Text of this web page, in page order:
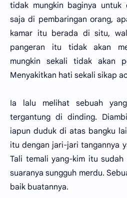
tidak mungkin baginya untuk
saja di pembaringan orang,
kamar itu berada di situ,
pangeran itu tidak akan
mungkin sekali tidak akan
Menyakitkan hati sekali sikap
Ia lalu melihat sebuah
tergantung di dinding.
iapun duduk di atas bangku
itu dengan jari-jari tangannya
Tali temali yang-kim itu
suaranya sungguh merdu.
baik buatannya.